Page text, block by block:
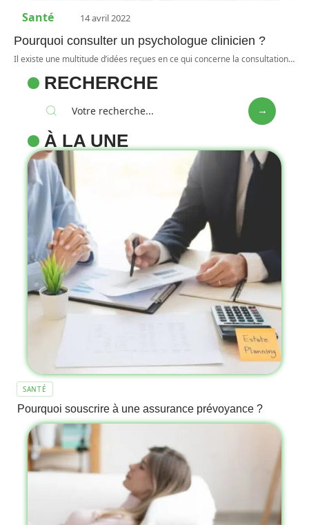
Santé 14 avril 2022
Pourquoi consulter un psychologue clinicien ?
Il existe une multitude d’idées reçues en ce qui concerne la consultation…
RECHERCHE
À LA UNE
SANTÉ
Pourquoi souscrire à une assurance prévoyance ?